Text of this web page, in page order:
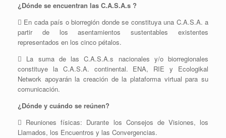
¿Dónde se encuentran las C.A.S.A.s ?
 En cada país o biorregión donde se constituya una C.A.S.A. a
partir de los asentamientos sustentables existentes
representados en los cinco pétalos.
 La suma de las C.A.S.A.s nacionales y/o biorregionales
constituye la C.A.S.A. continental. ENA, RIE y Ecologikal
Network apoyarán la creación de la plataforma virtual para su
comunicación.
¿Dónde y cuándo se reúnen?
 Reuniones físicas: Durante los Consejos de Visiones, los
Llamados, los Encuentros y las Convergencias.